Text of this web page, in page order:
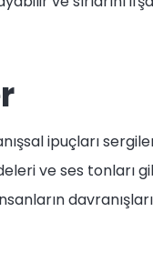
ipuçları
ve ses tonları